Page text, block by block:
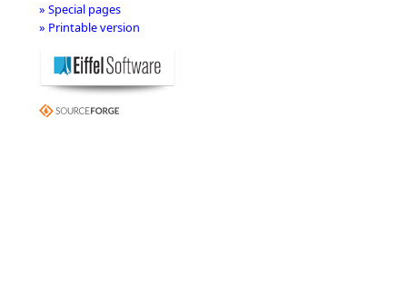
» Special pages
» Printable version